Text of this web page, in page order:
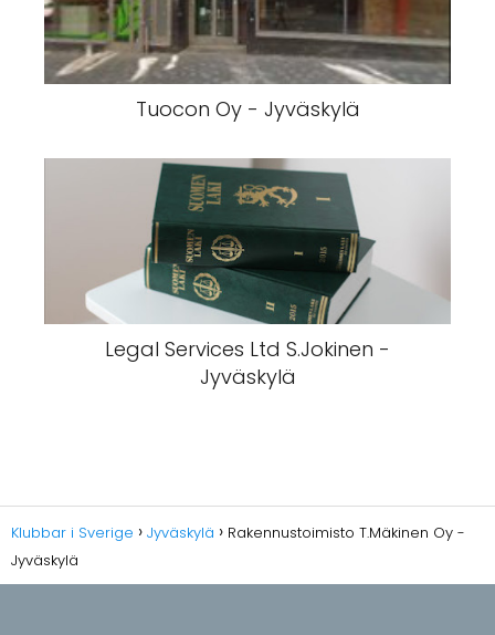
Tuocon Oy - Jyväskylä
Legal Services Ltd S.Jokinen -
Jyväskylä
Klubbar i Sverige Jyväskylä
Rakennustoimisto T.Mäkinen Oy -
Jyväskylä